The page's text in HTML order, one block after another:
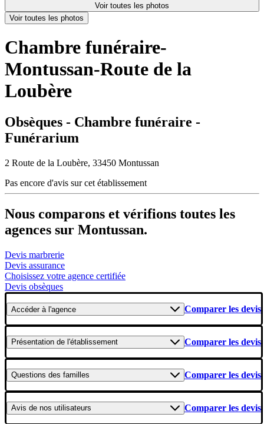
Voir toutes les photos
Voir toutes les photos
Chambre funéraire-
Montussan-Route de la
Loubère
Obsèques - Chambre funéraire -
Funérarium
2 Route de la Loubère, 33450 Montussan
Pas encore d'avis sur cet établissement
Nous comparons et vérifions toutes les
agences sur Montussan.
Devis marbrerie
Devis assurance
Choisissez votre agence certifiée
Devis obsèques
Accéderà l'agence Comparer les devis
Présentation de l'établissement Comparer les devis
Questions des familles Comparer les devis
Avis de nos utilisateurs Comparer les devis